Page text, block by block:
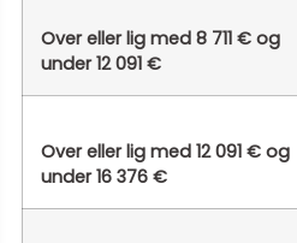
Over eller lig med 8 711 € og
under 12 091 €
Over eller lig med 12 091 € og
under 16 376 €